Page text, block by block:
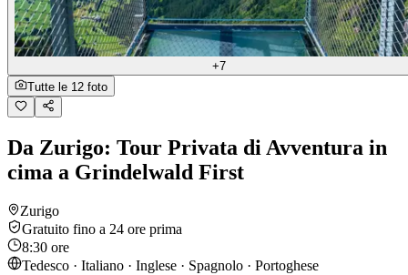
+7
Tutte le 12 foto
Da Zurigo: Tour Privata di Avventura in
cima a Grindelwald First
Zurigo
Gratuito fino a 24 ore prima
8:30 ore
Tedesco · Italiano · Inglese · Spagnolo · Portoghese